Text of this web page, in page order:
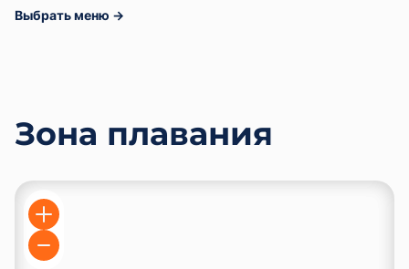
Выбрать меню →
Зона плавания